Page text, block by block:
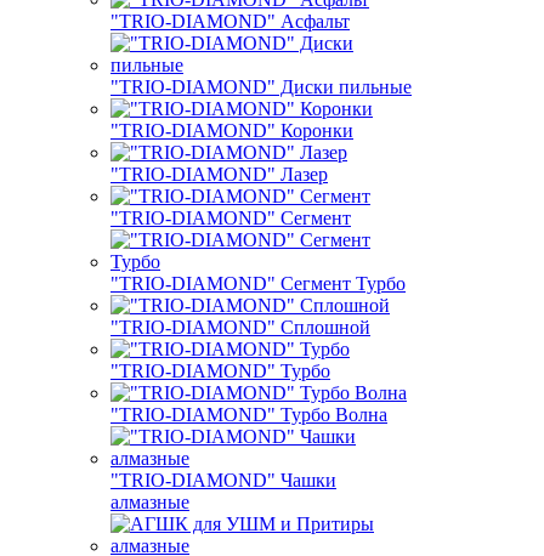
"TRIO-DIAMOND" Асфальт
"TRIO-DIAMOND" Диски пильные
"TRIO-DIAMOND" Коронки
"TRIO-DIAMOND" Лазер
"TRIO-DIAMOND" Сегмент
"TRIO-DIAMOND" Сегмент Турбо
"TRIO-DIAMOND" Сплошной
"TRIO-DIAMOND" Турбо
"TRIO-DIAMOND" Турбо Волна
"TRIO-DIAMOND" Чашки
алмазные